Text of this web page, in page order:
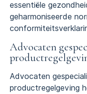
essentiële
geharmoniseerde
Advocaten
Advocaten
productregelgeving